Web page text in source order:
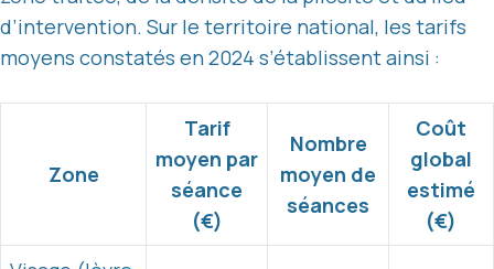
d’intervention. Sur le territoire national, les tarifs
moyens constatés en 2024 s’établissent ainsi :
Zone
Tarif
moyen par
séance
(€)
Nombre
moyen de
séances
Coût
global
estimé
(€)